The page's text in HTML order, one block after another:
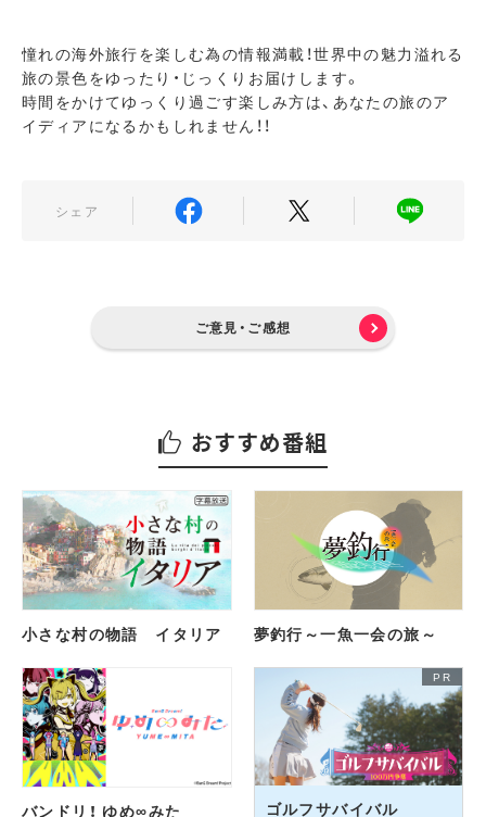
憧れの海外旅行を楽しむ為の情報満載！世界中の魅力溢れる
旅の景色をゆったり・じっくりお届けします。
時間をかけてゆっくり過ごす楽しみ方は、あなたの旅のア
イディアになるかもしれません！！
シェア
ご意見・ご感想
おすすめ番組
小さな村の物語 イタリア 夢釣行～一魚一会の旅～
バンドリ！ ゆめ∞みた ゴルフサバイバル